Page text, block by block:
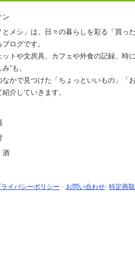
ン
とメシ」は、日々の暮らしを彩る「買っ
ログです。
ットや文房具、カフェや外食の記録、時
”も。
なかで見つけた「ちょっといいもの」「
介していきます。
酒
ライバシーポリシー - お問い合わせ- 特定商